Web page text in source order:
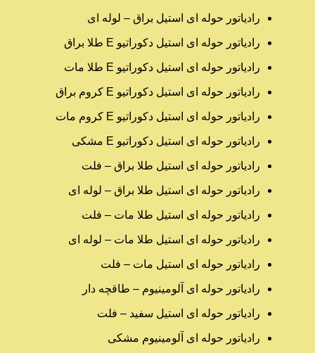
رادیاتور حوله ای استیل براق – لوله ای
رادیاتور حوله ای استیل دکوراتیو E طلا براق
رادیاتور حوله ای استیل دکوراتیو E طلا مات
رادیاتور حوله ای استیل دکوراتیو E کروم براق
رادیاتور حوله ای استیل دکوراتیو E کروم مات
رادیاتور حوله ای استیل دکوراتیو E مشکی
رادیاتور حوله ای استیل طلا براق – فلت
رادیاتور حوله ای استیل طلا براق – لوله ای
رادیاتور حوله ای استیل طلا مات – فلت
رادیاتور حوله ای استیل طلا مات – لوله ای
رادیاتور حوله ای استیل مات – فلت
رادیاتور حوله ای آلومینیوم – طاقچه دار
رادیاتور حوله ای استیل سفید – فلت
رادیاتور حوله ای آلومینیوم مشکی